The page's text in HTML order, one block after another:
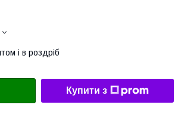
і в роздріб
Купити з